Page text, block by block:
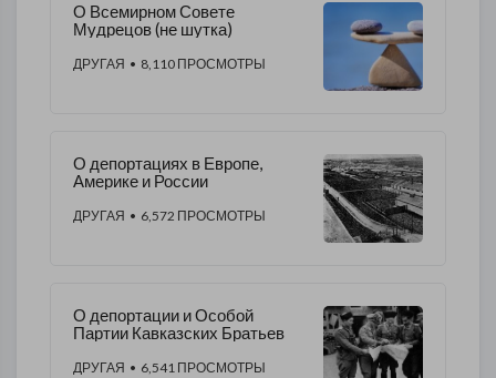
О Всемирном Совете
Мудрецов (не шутка)
ДРУГАЯ • 8,110 ПРОСМОТРЫ
О депортациях в Европе,
Америке и России
ДРУГАЯ • 6,572 ПРОСМОТРЫ
О депортации и Особой
Партии Кавказских Братьев
ДРУГАЯ • 6,541 ПРОСМОТРЫ